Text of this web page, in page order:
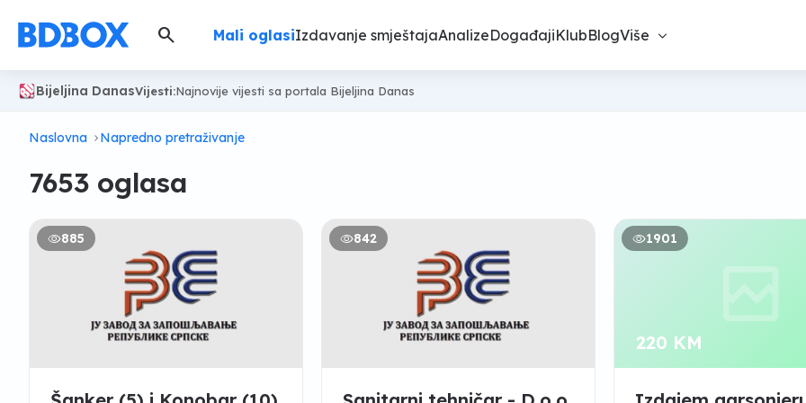
search Mali oglasiIzdavanje smještajaAnalizeDogađajiKlubBlogViše
Bijeljina DanasVijesti:Najnovije vijesti sa portala Bijeljina Danas
Naslovna Napredno pretraživanje
7653 oglasa
885 842 1901
220 KM